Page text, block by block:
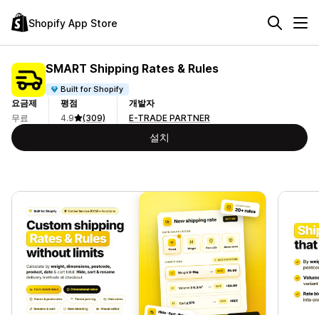
Shopify App Store
SMART Shipping Rates & Rules
Built for Shopify
요금제
무료
평점
4.9
(309)
개발자
E-TRADE PARTNER
설치